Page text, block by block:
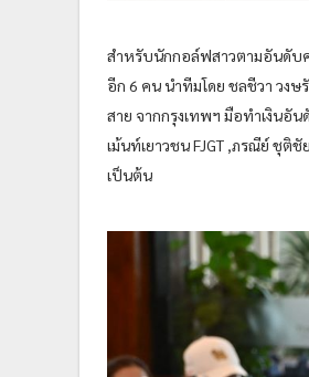
สำหรับนักกอล์ฟสาวตามอันดับ
อีก 6 คน นำทีมโดย ชลชีวา วงษ
สาย จากกรุงเทพฯ มือทำเงินอั
เม้นท์เยาวชน FJGT ,ภรณีย์ ชุติ
เป็นต้น